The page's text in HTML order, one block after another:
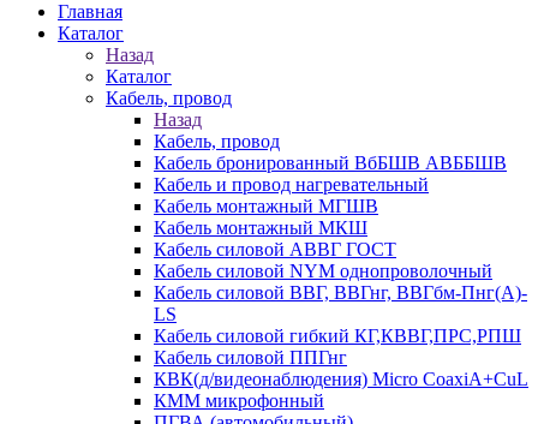
Главная
Каталог
Назад
Каталог
Кабель, провод
Назад
Кабель, провод
Кабель бронированный ВбБШВ АВББШВ
Кабель и провод нагревательный
Кабель монтажный МГШВ
Кабель монтажный МКШ
Кабель силовой АВВГ ГОСТ
Кабель силовой NYM однопроволочный
Кабель силовой ВВГ, ВВГнг, ВВГбм-Пнг(А)-
LS
Кабель силовой гибкий КГ,КВВГ,ПРС,РПШ
Кабель силовой ППГнг
КВК(д/видеонаблюдения) Micro CoaxiA+CuL
КММ микрофонный